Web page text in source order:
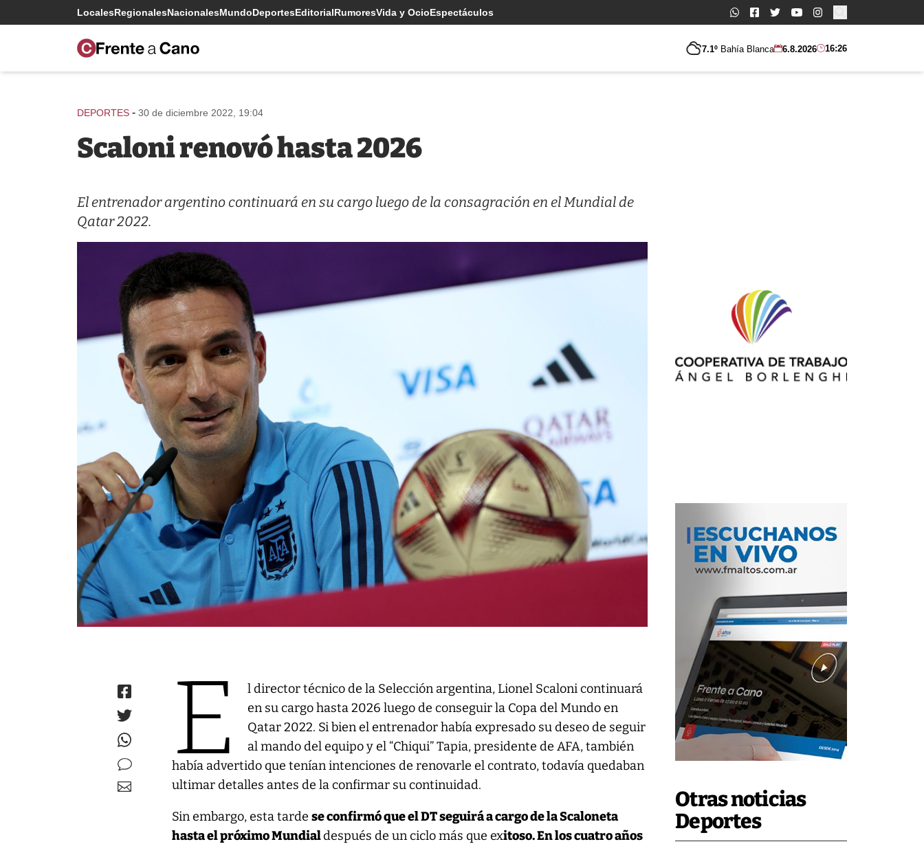
LocalesRegionalesNacionalesMundoDeportesEditorialRumoresVida y OcioEspectáculos Buscar:
7.1º Bahía Blanca 6.8.2026 16:26
Otras noticias
Deportes
DEPORTES - 30 de diciembre 2022, 19:04
Scaloni renovó hasta 2026
El entrenador argentino continuará en su cargo luego de la consagración en el Mundial de
Qatar 2022.
E
l director técnico de la Selección argentina, Lionel Scaloni continuará
en su cargo hasta 2026 luego de conseguir la Copa del Mundo en
Qatar 2022. Si bien el entrenador había expresado su deseo de seguir
al mando del equipo y el “Chiqui” Tapia, presidente de AFA, también
había advertido que tenían intenciones de renovarle el contrato, todavía quedaban
ultimar detalles antes de la confirmar su continuidad.
Sin embargo, esta tardese confirmó que el DT seguirá a cargo de la Scaloneta
hasta el próximo Mundialdespués de un ciclo más que exitoso. En los cuatro años